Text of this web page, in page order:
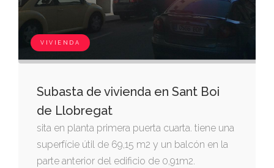
VIVIENDA
Subasta de vivienda en Sant Boi
de Llobregat
sita en planta primera puerta cuarta. tiene una
superfície útil de 69,15 m2 y un balcón en la
parte anterior del edificio de 0,91m2.